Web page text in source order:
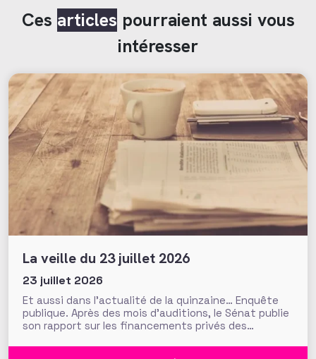
Ces articles pourraient aussi vous
intéresser
La veille du 23 juillet 2026
23 juillet 2026
Et aussi dans l’actualité de la quinzaine… Enquête
publique. Après des mois d’auditions, le Sénat publie
son rapport sur les financements privés des
influence croissante dans les domaines de l’intérêt